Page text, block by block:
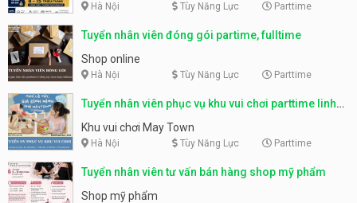
Hà Nội Tùy Năng Lực Parttime
Tuyển nhân viên đóng gói partime, fulltime
Shop online
Hà Nội Tùy Năng Lực Parttime
Tuyển nhân viên phục vụ khu vui chơi parttime linh
động
Khu vui chơi May Town
Hà Nội Tùy Năng Lực Parttime
Tuyển nhân viên tư vấn bán hàng shop mỹ phẩm
Shop mỹ phẩm